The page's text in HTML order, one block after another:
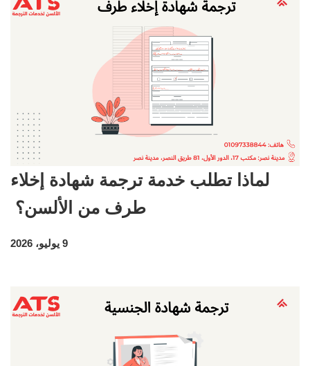
لماذا تطلب خدمة ترجمة شهادة إخلاء
طرف من الألسن؟
9 يوليو، 2026